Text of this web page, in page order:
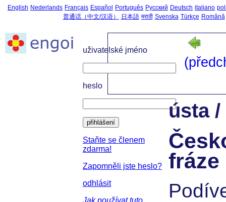
English Nederlands Français Español Português Русский Deutsch italiano
普通话（中文/汉语）
日本語 मराठी Svenska Türkçe Română
uživatelské jméno
heslo
přihlášení
Staňte se členem
zdarma!
Zapomněli jste heslo?
odhlásit
Jak používat tuto
ústa /
fráze